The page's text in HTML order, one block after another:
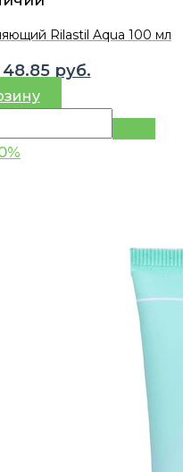
Rilastil Aqua 100 мл
Первоначальная
цена
57.47 руб..
48.85 руб.Текущая
48.85 руб..